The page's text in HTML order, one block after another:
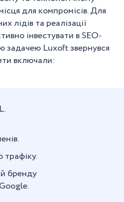
для компромісів. Для
лідів та реалізації
інвестувати в SEO-
задачею Luxoft звернувся
включали:
трафіку.
бренду